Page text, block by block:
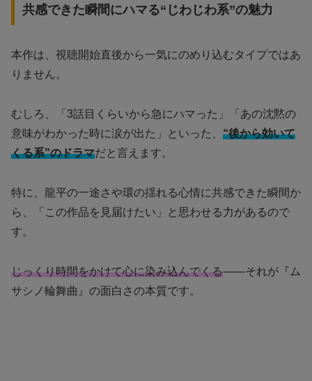
共感できた瞬間にハマる“じわじわ系”の魅力
本作は、視聴開始直後から一気にのめり込むタイプではあ
りません。
むしろ、「3話目くらいから急にハマった」「あの沈黙の
意味がわかった時に涙が出た」といった、 “後から効いて
くる系”のドラマだと言えます。
特に、龍平の一途さや環の揺れる心情に共感できた瞬間か
ら、「この作品を見届けたい」と思わせる力があるので
す。
じっくり時間をかけて心に染み込んでくる――それが『ム
サシノ輪舞曲』の面白さの本質です。